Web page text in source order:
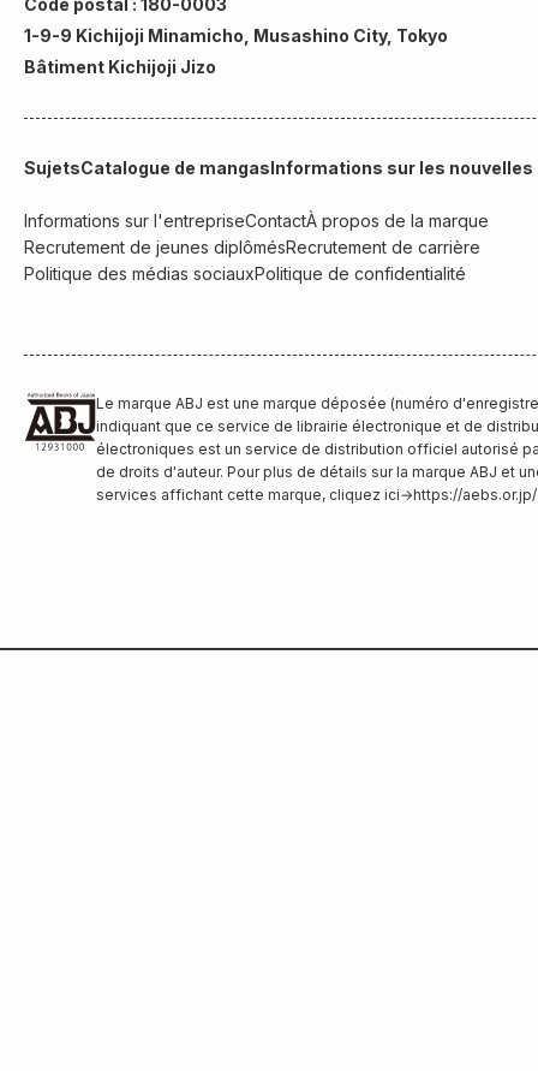
Code postal : 180-0003
1-9-9 Kichijoji Minamicho, Musashino City, Tokyo
Bâtiment Kichijoji Jizo
SujetsCatalogue de mangasInformations sur les
Informations sur l'entrepriseContactÀ propos de la marque
Recrutement de jeunes diplômésRecrutement de carrière
Politique des médias sociauxPolitique de confidentialité
Le marque ABJ est une marque déposée (numéro
indiquant que ce service de librairie électronique et de
électroniques est un service de distribution officiel autorisé
de droits d'auteur. Pour plus de détails sur la marque ABJ et
services affichant cette marque, cliquez ici→https://aebs.or.jp/